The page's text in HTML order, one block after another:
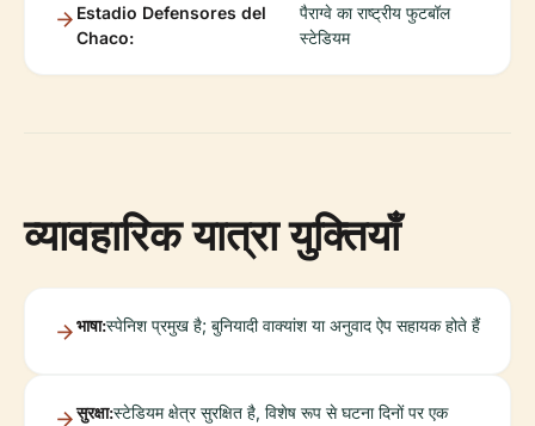
Estadio Defensores del
Chaco:
पैराग्वे का राष्ट्रीय फुटबॉल
स्टेडियम
व्यावहारिक यात्रा युक्तियाँ
भाषा:स्पेनिश प्रमुख है; बुनियादी वाक्यांश या अनुवाद ऐप सहायक होते हैं
सुरक्षा:स्टेडियम क्षेत्र सुरक्षित है, विशेष रूप से घटना दिनों पर एक